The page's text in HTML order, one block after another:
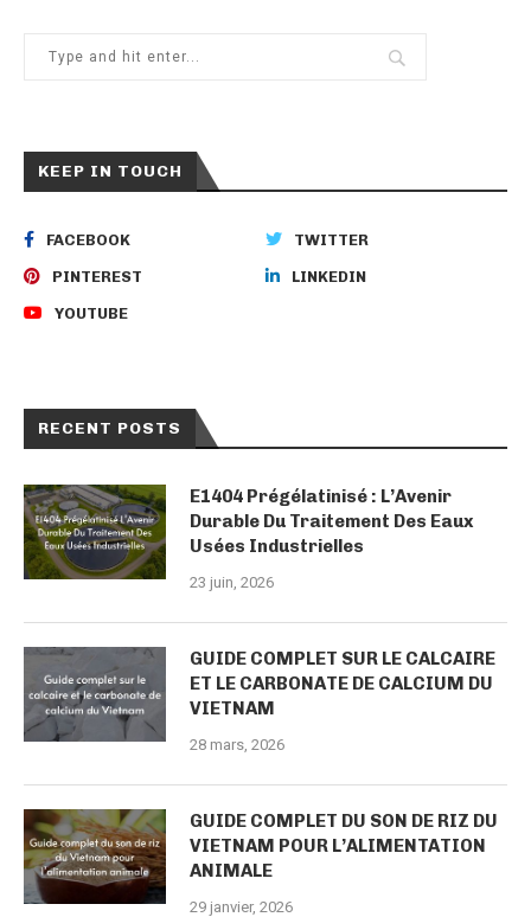
KEEP IN TOUCH
FACEBOOK TWITTER
PINTEREST LINKEDIN
YOUTUBE
RECENT POSTS
E1404 Prégélatinisé : L’Avenir
Durable Du Traitement Des Eaux
Usées Industrielles
23 juin, 2026
GUIDE COMPLET SUR LE CALCAIRE
ET LE CARBONATE DE CALCIUM DU
VIETNAM
28 mars, 2026
GUIDE COMPLET DU SON DE RIZ DU
VIETNAM POUR L’ALIMENTATION
ANIMALE
29 janvier, 2026